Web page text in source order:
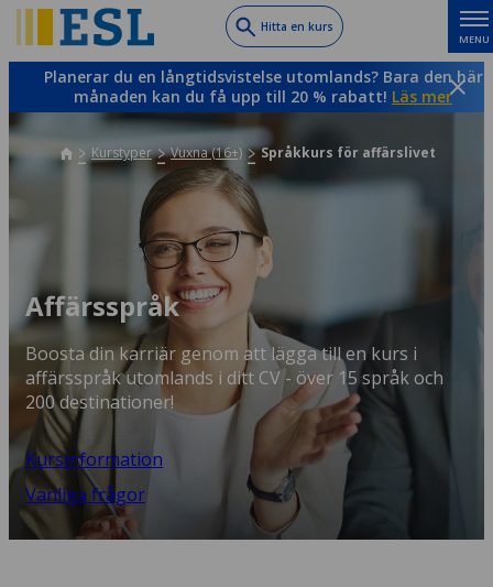
to
main
Hitta en kurs
MENU
Planerar du en långtidsvistelse utomlands? Bara den här
månaden kan du få upp till 20 % rabatt! Läs mer
Kurstyper Vuxna (16+) Språkkurs för affärslivet
Affärsspråk
Boosta din karriär genom att lägga till en kurs i
affärsspråk utomlands i ditt CV - över 15 språk och
200 destinationer!
Kursinformation
Vanliga frågor